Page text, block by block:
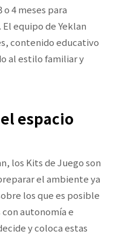
4 meses para
equipo de Yeklan
contenido educativo
al estilo familiar y
espacio
los Kits de Juego son
el ambiente ya
los que es posible
autonomía e
y coloca estas